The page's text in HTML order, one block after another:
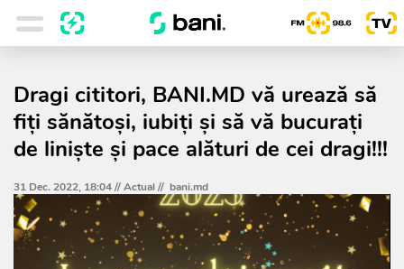
Dragi cititori, BANI.MD vă urează să
fiţi sănătoşi, iubiţi şi să vă bucuraţi
de linişte şi pace alături de cei dragi!!!
31 Dec. 2022, 18:04 //Actual// bani.md